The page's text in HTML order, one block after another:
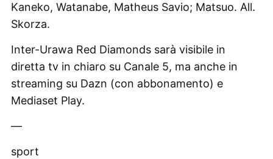
Kaneko, Watanabe, Matheus Savio; Matsuo. All.
Skorza.
Inter-Urawa Red Diamonds sarà visibile in
diretta tv in chiaro su Canale 5, ma anche in
streaming su Dazn (con abbonamento) e
Mediaset Play.
—
sport